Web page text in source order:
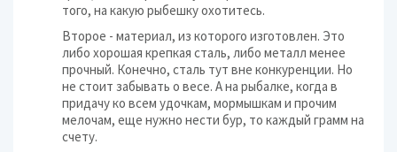
того, на какую рыбешку охотитесь.
Второе - материал, из которого изготовлен. Это
либо хорошая крепкая сталь, либо металл менее
прочный. Конечно, сталь тут вне конкуренции. Но
не стоит забывать о весе. А на рыбалке, когда в
придачу ко всем удочкам, мормышкам и прочим
мелочам, еще нужно нести бур, то каждый грамм на
счету.